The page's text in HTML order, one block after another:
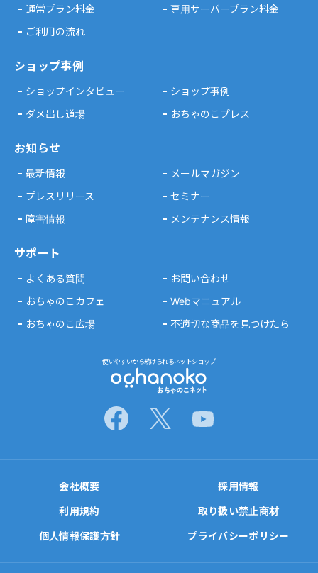
使いやすいから続けられるネットショップ
通常プラン料金
専用サーバープラン料金
ご利用の流れ
ショップ事例
ショップインタビュー
ショップ事例
ダメ出し道場
おちゃのこプレス
お知らせ
最新情報
メールマガジン
プレスリリース
セミナー
障害情報
メンテナンス情報
サポート
よくある質問
お問い合わせ
おちゃのこカフェ
Webマニュアル
おちゃのこ広場
不適切な商品を見つけたら
会社概要 採用情報
利用規約 取り扱い禁止商材
個人情報保護方針 プライバシーポリシー